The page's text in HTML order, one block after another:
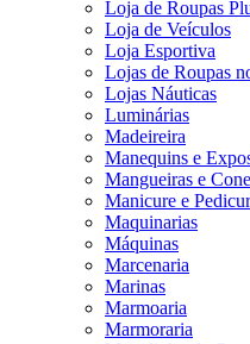
Loja de Roupas
Loja de Veículos
Loja Esportiva
Lojas de Roupas
Lojas Náuticas
Luminárias
Madeireira
Manequins e
Mangueiras e
Manicure e
Maquinarias
Máquinas
Marcenaria
Marinas
Marmoaria
Marmoraria